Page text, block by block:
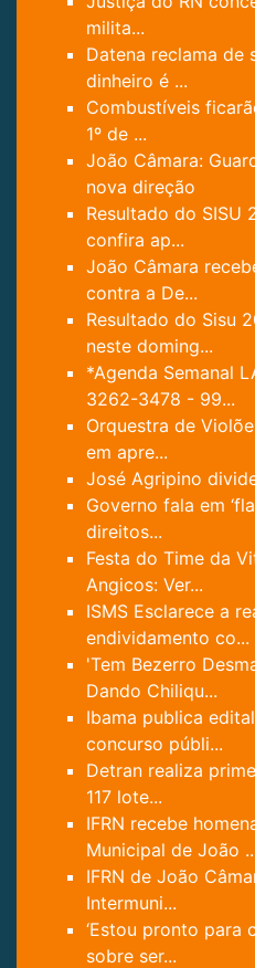
milita...
Datena reclama de
dinheiro é ...
Combustíveis
1º de ...
João Câmara:
nova direção
Resultado do SISU
confira ap...
João Câmara
contra a De...
Resultado do Sisu
neste doming...
*Agenda Semanal
3262-3478 - 99...
Orquestra de
em apre...
José Agripino
Governo fala em
direitos...
Festa do Time da
Angicos: Ver...
ISMS Esclarece a
endividamento co...
'Tem Bezerro
Dando Chiliqu...
Ibama publica
concurso públi...
Detran realiza
117 lote...
IFRN recebe
Municipal de João
IFRN de João
Intermuni...
‘Estou pronto para
sobre ser...